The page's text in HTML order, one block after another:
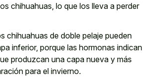
chihuahuas, lo que los lleva a perder
chihuahuas de doble pelaje pueden
inferior, porque las hormonas indican
produzcan una capa nueva y más
para el invierno.